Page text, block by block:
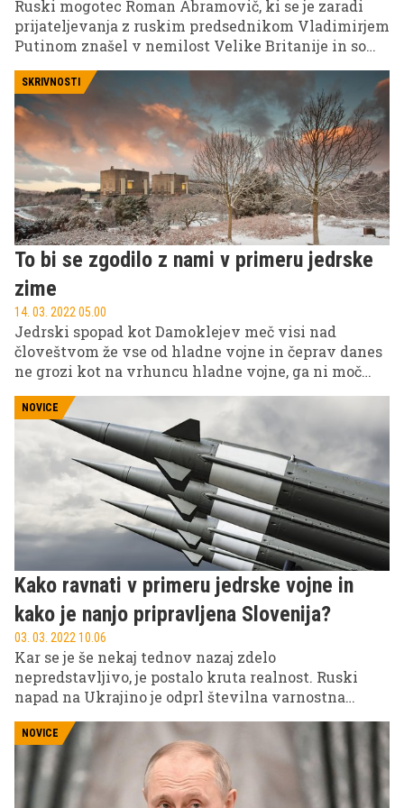
Ruski mogotec Roman Abramovič, ki se je zaradi
prijateljevanja z ruskim predsednikom Vladimirjem
Putinom znašel v nemilost Velike Britanije in so
premoženje ter z blokado transakcij preprečili
prodajo nogometnega kluba Chelsea, naj bi bil v
zvezi s 30 let mlajšo lepotico ukrajinskih korenin.
SKRIVNOSTI
To bi se zgodilo z nami v primeru jedrske
zime
14. 03. 2022 05.00
Jedrski spopad kot Damoklejev meč visi nad
človeštvom že vse od hladne vojne in čeprav danes
ne grozi kot na vrhuncu hladne vojne, ga ni moč
skupino ekologov in klimatologov preveril, kakšne
posledice bi lahko imela za človeštvo in življenje na
Zemlji hipotetična jedrska zima.
NOVICE
Kako ravnati v primeru jedrske vojne in
kako je nanjo pripravljena Slovenija?
03. 03. 2022 10.06
Kar se je še nekaj tednov nazaj zdelo
nepredstavljivo, je postalo kruta realnost. Ruski
napad na Ukrajino je odprl številna varnostna
jedrski spopad, dotikajo celega sveta. Če pride do
tretje svetovne vojne, bo ta ''jedrska'' in ''uničujoča'',
je zagrozil ruski zunanji minister Sergej Lavrov,
potem ko je Rusija napadla Ukrajino z željo po
NOVICE